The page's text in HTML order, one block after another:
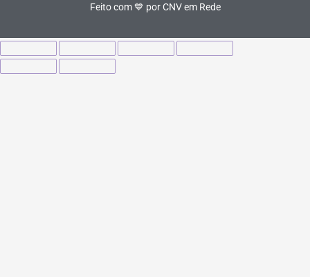
Feito com 💙 por CNV em Rede